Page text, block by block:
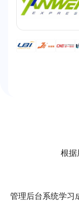
根据
管理后台系统学习